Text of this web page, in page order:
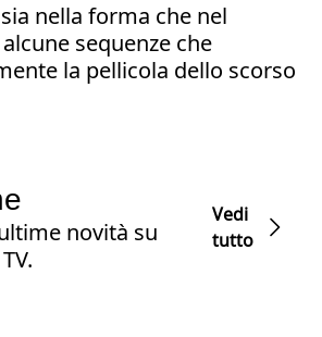
nella forma che nel
sequenze che
la pellicola dello scorso
novità su
Vedi
tutto